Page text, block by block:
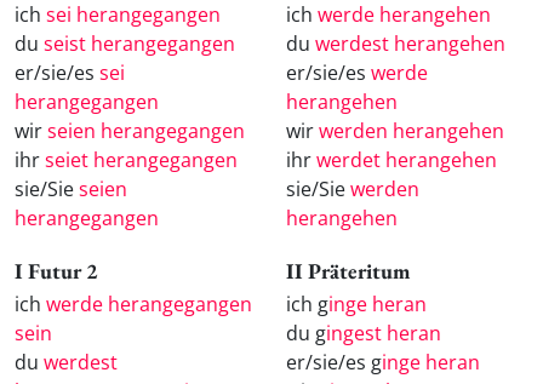
ich sei herangegangen
du seist herangegangen
er/sie/es sei
herangegangen
wirseien herangegangen
ihrseiet herangegangen
sie/Sieseien
herangegangen
ich werde herangehen
du werdest herangehen
er/sie/es werde
herangehen
wirwerden herangehen
ihrwerdet herangehen
sie/Siewerden
herangehen
I Futur 2
ich werde herangegangen
sein
du werdest
II Präteritum
ich ginge heran
du gingest heran
er/sie/es ginge heran